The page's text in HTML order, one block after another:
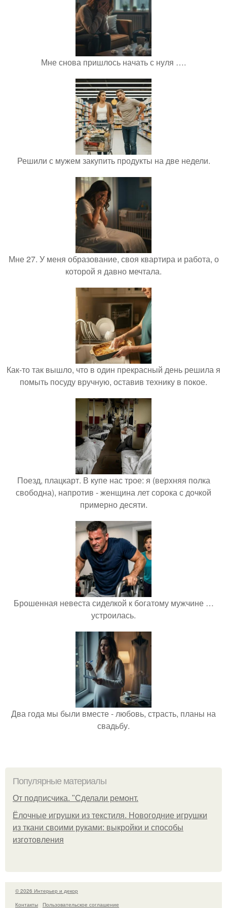
Мне снова пришлось начать с нуля ….
Решили с мужем закупить продукты на две недели.
Мне 27. У меня образование, своя квартира и работа, о
которой я давно мечтала.
Как-то так вышло, что в один прекрасный день решила я
помыть посуду вручную, оставив технику в покое.
Поезд, плацкарт. В купе нас трое: я (верхняя полка
свободна), напротив - женщина лет сорока с дочкой
примерно десяти.
Брошенная невеста сиделкой к богатому мужчине …
устроилась.
Два года мы были вместе - любовь, страсть, планы на
свадьбу.
Популярные материалы
От подписчика. "Сделали ремонт.
Ёлочные игрушки из текстиля. Новогодние игрушки
из ткани своими руками: выкройки и способы
изготовления
© 2026 Интерьер и декор
Контакты
Пользовательское соглашение